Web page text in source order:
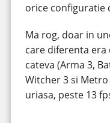
orice configuratie
Ma rog, doar in
care diferenta era
cateva (Arma 3,
Witcher 3 si
uriasa, peste 13